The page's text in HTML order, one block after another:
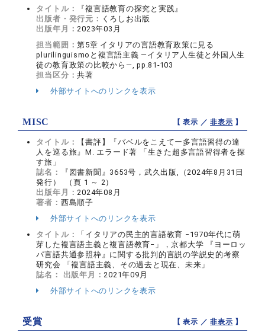
タイトル：
『複言語教育の探究と実践』
出版者・発行元： くろしお出版
出版年月： 2023年03月
担当範囲：第5章 イタリアの言語教育政策に見る
plurilinguismoと複言語主義 ―イタリア人生徒と外国人生
徒の教育政策の比較から―, pp.81-103
担当区分：共著
外部サイトへのリンクを表示
MISC 【 表示 ／非表示 】
タイトル：
【書評】『バベルをこえてー多言語習得の達
人を巡る旅』M. エラード著 「生きた超多言語習得者を探
す旅」
誌名：
『図書新聞』3653号，武久出版,（2024年8月31日
発行） （頁 1 ～ 2）
出版年月： 2024年08月
著者： 西島順子
外部サイトへのリンクを表示
タイトル：
「イタリアの民主的言語教育 −1970年代に萌
芽した複言語主義と複言語教育−」，京都大学 『ヨーロッ
パ言語共通参照枠』に関する批判的言説の学説史的考察
研究会 「複言語主義、その過去と現在、未来」
誌名：
出版年月： 2021年09月
外部サイトへのリンクを表示
受賞 【 表示 ／非表示 】